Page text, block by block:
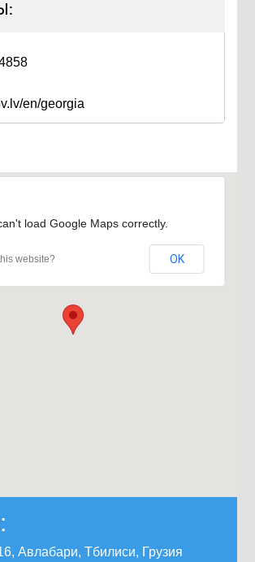
en/georgia
load Google Maps correctly.
website? OK
Авлабари, Тбилиси, Грузия